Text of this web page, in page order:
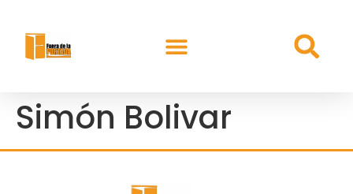
Simón Bolivar